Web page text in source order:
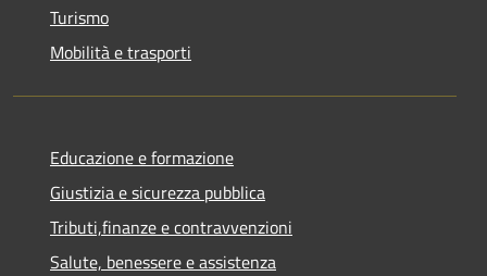
Turismo
Mobilità e trasporti
Educazione e formazione
Giustizia e sicurezza pubblica
Tributi,finanze e contravvenzioni
Salute, benessere e assistenza